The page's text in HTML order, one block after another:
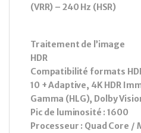
(VRR) – 240 Hz (HSR)
Traitement de l’image
HDR
Compatibilité formats
10 + Adaptive, 4K HDR
Gamma (HLG), Dolby
Pic de luminosité : 1600
Processeur : Quad Core /